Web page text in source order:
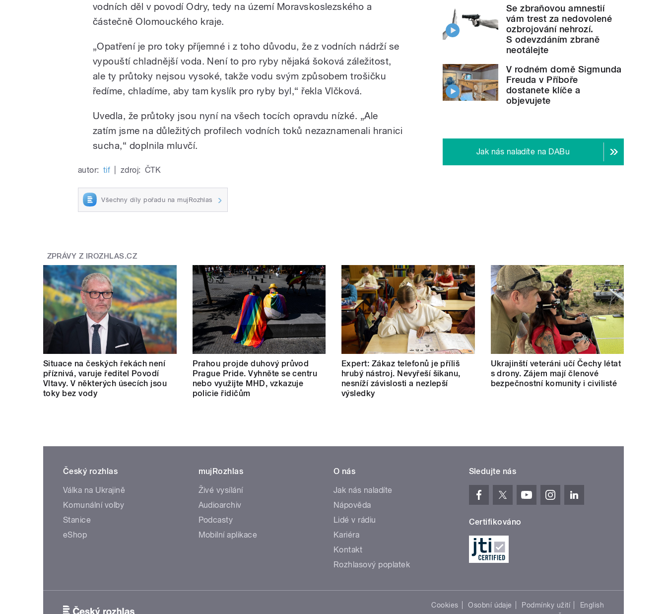
vodních děl v povodí Odry, tedy na území Moravskoslezského a
částečně Olomouckého kraje.
„Opatření je pro toky příjemné i z toho důvodu, že z vodních nádrží se
vypouští chladnější voda. Není to pro ryby nějaká šoková záležitost,
ale ty průtoky nejsou vysoké, takže vodu svým způsobem trošičku
ředíme, chladíme, aby tam kyslík pro ryby byl,“ řekla Vlčková.
Uvedla, že průtoky jsou nyní na všech tocích opravdu nízké. „Ale
zatím jsme na důležitých profilech vodních toků nezaznamenali hranici
sucha,“ doplnila mluvčí.
autor: tif zdroj: ČTK
Všechny díly pořadu na mujRozhlas
Se zbraňovou amnestií
vám trest za nedovolené
ozbrojování nehrozí.
S odevzdáním zbraně
neotálejte
V rodném domě Sigmunda
Freuda v Příboře
dostanete klíče a
objevujete
Jak nás naladíte na DABu
ZPRÁVY Z IROZHLAS.CZ
Situace na českých řekách není
příznivá, varuje ředitel Povodí
Vltavy. V některých úsecích jsou
toky bez vody
Prahou projde duhový průvod
Prague Pride. Vyhněte se centru
nebo využijte MHD, vzkazuje
policie řidičům
Expert: Zákaz telefonů je příliš
hrubý nástroj. Nevyřeší šikanu,
nesníží závislosti a nezlepší
výsledky
Ukrajinští veteráni učí Čechy létat
s drony. Zájem mají členové
bezpečnostní komunity i civilisté
Český rozhlas
Válka na Ukrajině
Komunální volby
Stanice
eShop
mujRozhlas
Živé vysílání
Audioarchiv
Podcasty
Mobilní aplikace
O nás
Jak nás naladíte
Nápověda
Lidé v rádiu
Kariéra
Kontakt
Rozhlasový poplatek
Sledujte nás
Certifikováno
Cookies Osobní údaje Podmínky užití
English